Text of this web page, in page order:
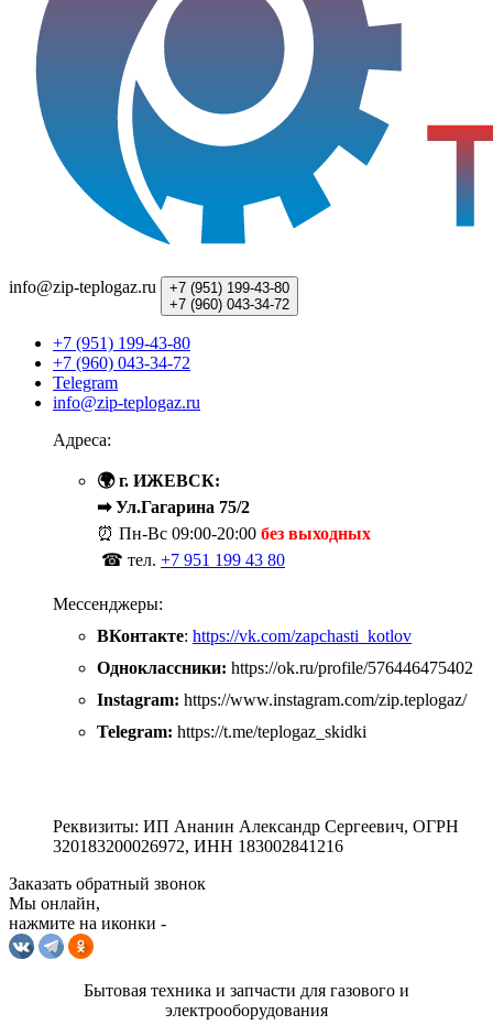
info@zip-teplogaz.ru +7 (951) 199-43-80
+7 (960) 043-34-72
+7 (951) 199-43-80
+7 (960) 043-34-72
Telegram
info@zip-teplogaz.ru
Адреса:
🌍 г. ИЖЕВСК:
➡ Ул.Гагарина 75/2
⏰ Пн-Вс 09:00-20:00 без выходных
☎ тел. +7 951 199 43 80
Мессенджеры:
ВКонтакте: https://vk.com/zapchasti_kotlov
Одноклассники: https://ok.ru/profile/576446475402
Instagram: https://www.instagram.com/zip.teplogaz/
Telegram: https://t.me/teplogaz_skidki
Реквизиты: ИП Ананин Александр Сергеевич, ОГРН
320183200026972, ИНН 183002841216
Заказать обратный звонок
Мы онлайн,
нажмите на иконки -
Бытовая техника и запчасти для газового и
электрооборудования